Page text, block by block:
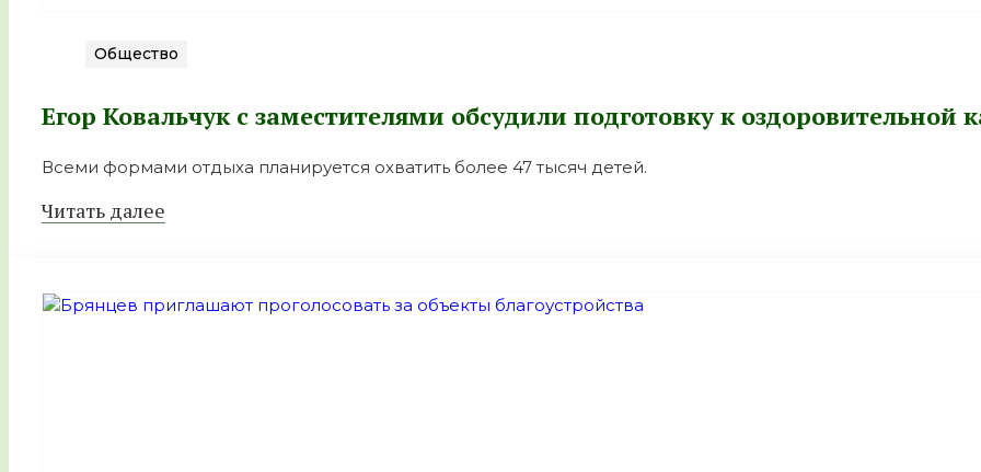
Общество
Егор Ковальчук с заместителями обсудили подготовку к оздоровительной
Всеми формами отдыха планируется охватить более 47 тысяч детей.
Читать далее